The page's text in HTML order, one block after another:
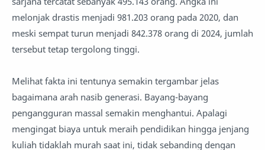
melonjak drastis menjadi 981.203 orang pada 2020, dan
meski sempat turun menjadi 842.378 orang di 2024, jumlah
tersebut tetap tergolong tinggi.
Melihat fakta ini tentunya semakin tergambar jelas
bagaimana arah nasib generasi. Bayang-bayang
pengangguran massal semakin menghantui. Apalagi
mengingat biaya untuk meraih pendidikan hingga jenjang
kuliah tidaklah murah saat ini, tidak sebanding dengan